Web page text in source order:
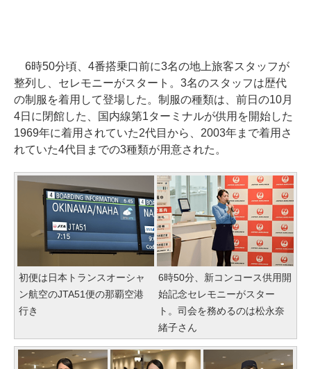
6時50分頃、4番搭乗口前に3名の地上旅客スタッフが
整列し、セレモニーがスタート。3名のスタッフは歴代
の制服を着用して登場した。制服の種類は、前日の10月
4日に閉館した、国内線第1ターミナルが供用を開始した
1969年に着用されていた2代目から、2003年まで着用さ
れていた4代目までの3種類が用意された。
初便は日本トランスオーシャ
ン航空のJTA51便の那覇空港
行き
6時50分、新コンコース供用開
始記念セレモニーがスター
ト。司会を務めるのは松永奈
緒子さん